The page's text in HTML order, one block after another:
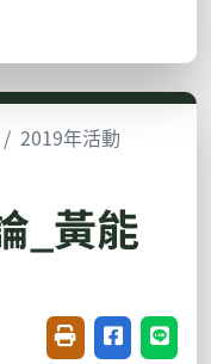
2019年活動
_黃能
友善列印(開新視
分享至臉書
分享